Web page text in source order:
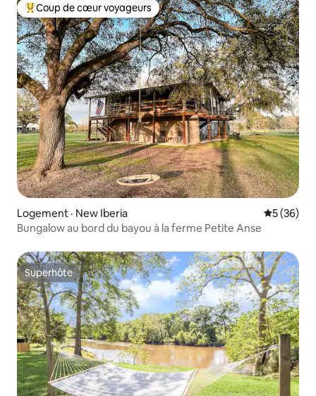
Coup de cœur voyageurs parmi les plus aimés
Coup de cœur voyageurs
Logement · New Iberia Note
5 (36)
Bungalow au bord du bayou à la ferme Petite Anse
Superhôte
Superhôte